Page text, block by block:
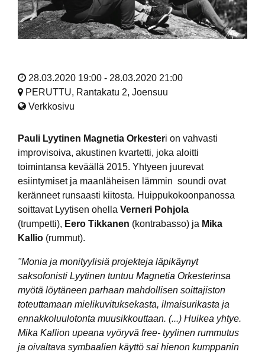
28.03.2020 19:00 - 28.03.2020 21:00
PERUTTU, Rantakatu 2, Joensuu
Verkkosivu
Pauli Lyytinen Magnetia Orkesteri on vahvasti
improvisoiva, akustinen kvartetti, joka aloitti
toimintansa keväällä 2015. Yhtyeen juurevat
esiintymiset ja maanläheisen lämmin soundi ovat
keränneet runsaasti kiitosta. Huippukokoonpanossa
soittavat Lyytisen ohella Verneri Pohjola
(trumpetti), Eero Tikkanen (kontrabasso) ja Mika
Kallio (rummut).
"Monia ja monityylisiä projekteja läpikäynyt
saksofonisti Lyytinen tuntuu Magnetia Orkesterinsa
myötä löytäneen parhaan mahdollisen soittajiston
toteuttamaan mielikuvituksekasta, ilmaisurikasta ja
ennakkoluulotonta muusikkouttaan. (...) Huikea yhtye.
Mika Kallion upeana vyöryvä free- tyylinen rummutus
ja oivaltava symbaalien käyttö sai hienon kumppanin